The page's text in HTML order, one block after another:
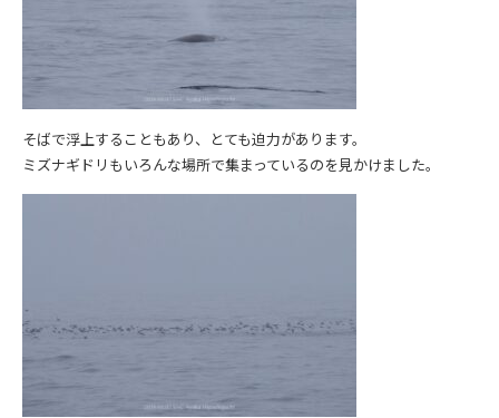
そばで浮上することもあり、とても迫力があります。
ミズナギドリもいろんな場所で集まっているのを見かけました。